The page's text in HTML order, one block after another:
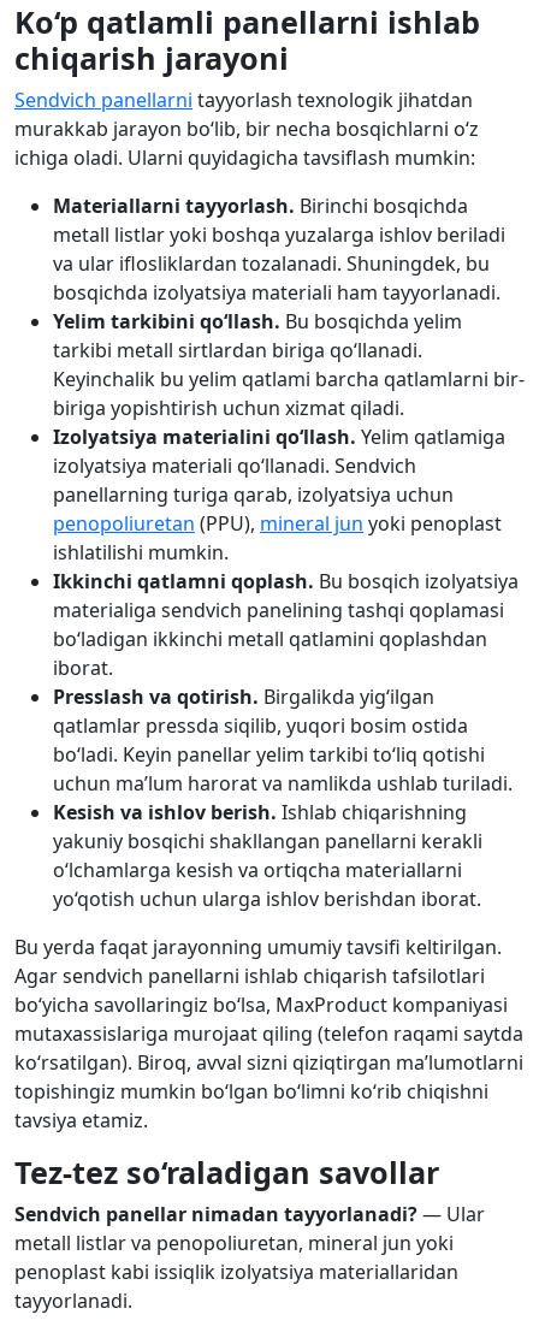
Ko‘p qatlamli panellarni ishlab
chiqarish jarayoni
Sendvich panellarni tayyorlash texnologik jihatdan
murakkab jarayon bo‘lib, bir necha bosqichlarni o‘z
ichiga oladi. Ularni quyidagicha tavsiflash mumkin:
Materiallarni tayyorlash. Birinchi bosqichda
metall listlar yoki boshqa yuzalarga ishlov beriladi
va ular iflosliklardan tozalanadi. Shuningdek, bu
bosqichda izolyatsiya materiali ham tayyorlanadi.
Yelim tarkibini qo‘llash. Bu bosqichda yelim
tarkibi metall sirtlardan biriga qo‘llanadi.
Keyinchalik bu yelim qatlami barcha qatlamlarni bir-
biriga yopishtirish uchun xizmat qiladi.
Izolyatsiya materialini qo‘llash. Yelim qatlamiga
izolyatsiya materiali qo‘llanadi. Sendvich
panellarning turiga qarab, izolyatsiya uchun
penopoliuretan (PPU), mineral jun yoki penoplast
ishlatilishi mumkin.
Ikkinchi qatlamni qoplash. Bu bosqich izolyatsiya
materialiga sendvich panelining tashqi qoplamasi
bo‘ladigan ikkinchi metall qatlamini qoplashdan
iborat.
Presslash va qotirish. Birgalikda yig‘ilgan
qatlamlar pressda siqilib, yuqori bosim ostida
bo‘ladi. Keyin panellar yelim tarkibi to‘liq qotishi
uchun ma’lum harorat va namlikda ushlab turiladi.
Kesish va ishlov berish. Ishlab chiqarishning
yakuniy bosqichi shakllangan panellarni kerakli
o‘lchamlarga kesish va ortiqcha materiallarni
yo‘qotish uchun ularga ishlov berishdan iborat.
Bu yerda faqat jarayonning umumiy tavsifi keltirilgan.
Agar sendvich panellarni ishlab chiqarish tafsilotlari
bo‘yicha savollaringiz bo‘lsa, MaxProduct kompaniyasi
mutaxassislariga murojaat qiling (telefon raqami saytda
ko‘rsatilgan). Biroq, avval sizni qiziqtirgan ma’lumotlarni
topishingiz mumkin bo‘lgan bo‘limni ko‘rib chiqishni
tavsiya etamiz.
Tez-tez so‘raladigan savollar
Sendvich panellar nimadan tayyorlanadi?— Ular
metall listlar va penopoliuretan, mineral jun yoki
penoplast kabi issiqlik izolyatsiya materiallaridan
tayyorlanadi.